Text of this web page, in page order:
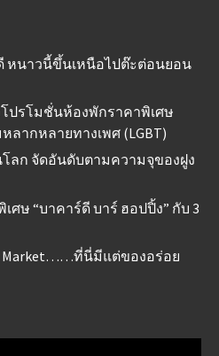
หนาวนี้ขึ้นเหนือไปต๊ะต่อนยอน
โปรโมชั่นห้องพักราคาพิเศษ
ากหลายทางเพศ (LGBT)
ลก จัดอันดับตามความจุของฝูง
ษ “บาคาร์ดี บาร์ ฮอปปิ้ง” กับ 3
Market……ที่นี่มีแต่ของอร่อย